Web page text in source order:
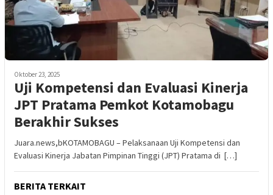
Oktober 23, 2025
Uji Kompetensi dan Evaluasi Kinerja
JPT Pratama Pemkot Kotamobagu
Berakhir Sukses
Juara.news,bKOTAMOBAGU – Pelaksanaan Uji Kompetensi dan
Evaluasi Kinerja Jabatan Pimpinan Tinggi (JPT) Pratama di […]
BERITA TERKAIT